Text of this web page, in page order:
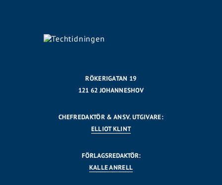
RÖKERIGATAN 19
121 62 JOHANNESHOV
CHEFREDAKTÖR & ANSV. UTGIVARE:
ELLIOT KLINT
FÖRLAGSREDAKTÖR:
KALLE ANRELL